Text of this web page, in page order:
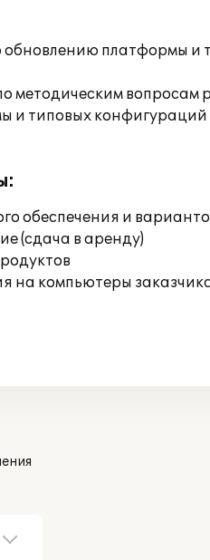
обновлению платформы
методическим вопросам
и типовых
обеспечения и
(сдача в аренду)
на компьютеры